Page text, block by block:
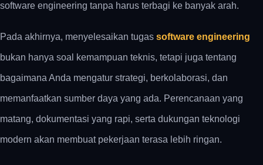
software engineering tanpa harus terbagi ke banyak arah.
Pada akhirnya, menyelesaikan tugas software engineering
bukan hanya soal kemampuan teknis, tetapi juga tentang
bagaimana Anda mengatur strategi, berkolaborasi, dan
memanfaatkan sumber daya yang ada. Perencanaan yang
matang, dokumentasi yang rapi, serta dukungan teknologi
modern akan membuat pekerjaan terasa lebih ringan.